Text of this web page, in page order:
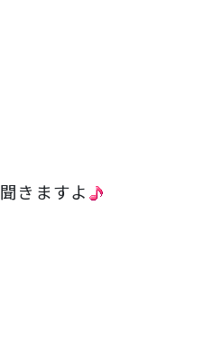
聞きますよ